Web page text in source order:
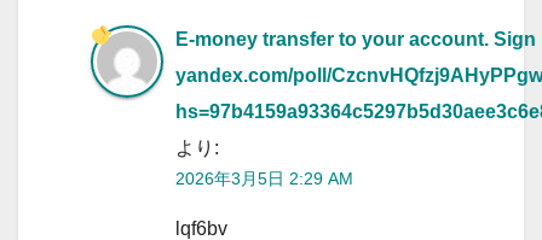
E-money transfer to your account.
yandex.com/poll/
より:
2026年3月5日 2:29 AM
lqf6bv